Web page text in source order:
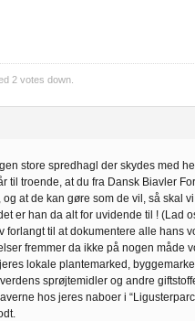
2 votes down.
store spredhagl der skydes med
til troende, at du fra Dansk Biavler
at de kan gøre som de vil, så skal
er han da alt for uvidende til ! (Lad
forlangt til at dokumentere alle hans
fremmer da ikke på nogen måde
lokale plantemarked,
sprøjtemidler og andre
hos jeres naboer i